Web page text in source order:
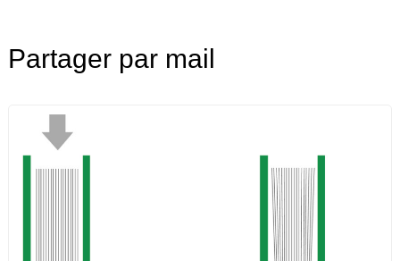
Partager par mail